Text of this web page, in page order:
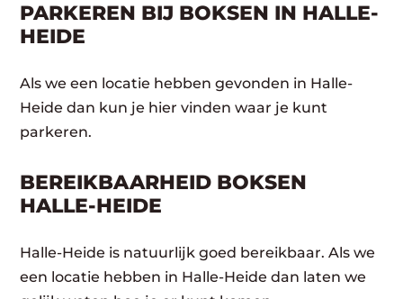
PARKEREN BIJ BOKSEN IN HALLE-
HEIDE
Als we een locatie hebben gevonden in Halle-
Heide dan kun je hier vinden waar je kunt
parkeren.
BEREIKBAARHEID BOKSEN
HALLE-HEIDE
Halle-Heide is natuurlijk goed bereikbaar. Als we
een locatie hebben in Halle-Heide dan laten we